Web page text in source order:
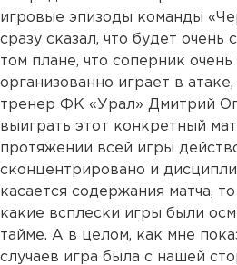
игровые эпизоды команды
сразу сказал, что будет очень
том плане, что соперник очень
организованно играет в
тренер ФК «Урал» Дмитрий
выиграть этот конкретный
протяжении всей игры
сконцентрировано и
касается содержания матча,
какие всплески игры были
тайме. А в целом, как мне
случаев игра была с нашей